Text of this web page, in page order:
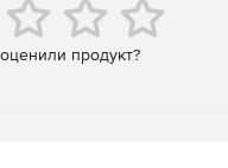
продукт?